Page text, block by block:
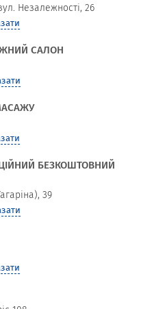
Незалежності, 26
САЛОН
БЕЗКОШТОВНИЙ
39